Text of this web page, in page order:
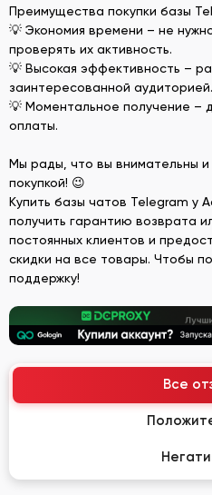
Преимущества покупки базы
💡 Экономия времени – не
проверять их активность.
💡 Высокая эффективность –
заинтересованной аудиторией.
💡 Моментальное получение –
оплаты.
Мы рады, что вы внимательны
покупкой! 😉
Купить базы чатов Telegram у
получить гарантию возврата
постоянных клиентов и
скидки на все товары. Чтобы
поддержку!
Все